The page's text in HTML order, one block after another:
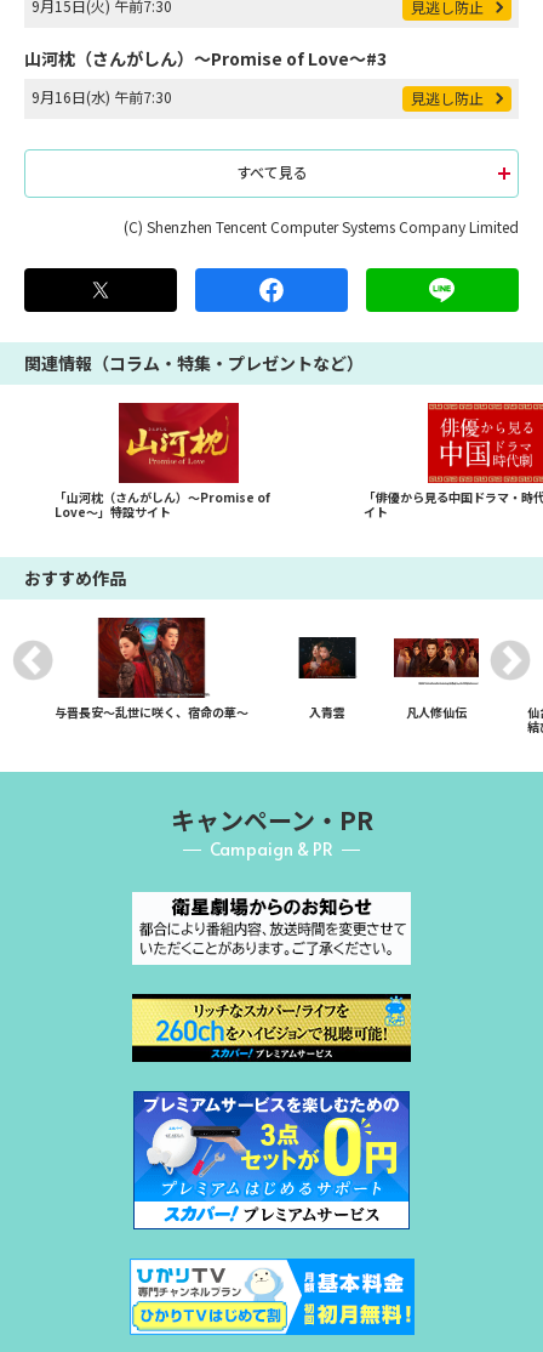
9月15日(火) 午前7:30 見逃し防止
山河枕（さんがしん）～Promise of Love～#3
9月16日(水) 午前7:30 見逃し防止
すべて見る
(C) Shenzhen Tencent Computer Systems Company Limited
関連情報（コラム・特集・プレゼントなど）
「山河枕（さんがしん）～Promise of
Love～」特設サイト
「俳優から見る中国ドラマ・時
イト
おすすめ作品
与晋長安～乱世に咲く、宿命の華～ 入青雲 凡人修仙伝
仙
結
キャンペーン・PR
Campaign & PR